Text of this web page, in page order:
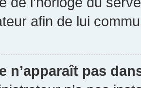
afin de lui
n’apparaît pas